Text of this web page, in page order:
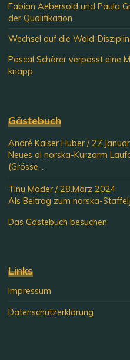
Fabian Aebersold und Paula
der Qualifikation
Wechsel auf die Wald-
Pascal Schärer verpasst eine
knapp
Gästebuch
André Kaiser Huber /
Neues ol norska-Kurzarm
(Grösse...
Tinu Mäder / 28.März 2024
Als Beitrag zum norska-
Das Gästebuch besuchen
Links
Impressum
Datenschutzerklärung